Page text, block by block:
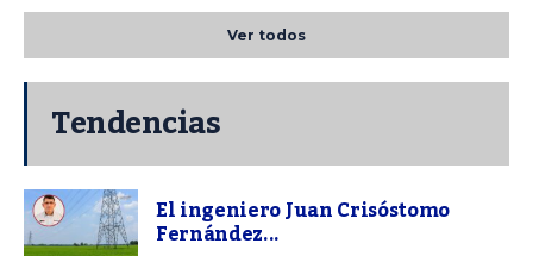
Ver todos
Tendencias
El ingeniero Juan Crisóstomo
Fernández...